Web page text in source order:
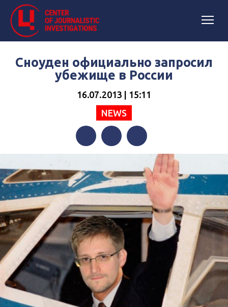
Сноуден официально запросил
убежище в России
16.07.2013 | 15:11
NEWS
FacebookTwitterTelegram